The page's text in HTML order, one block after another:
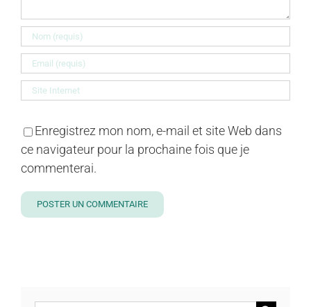
Enregistrez mon nom, e-mail et site Web dans
ce navigateur pour la prochaine fois que je
commenterai.